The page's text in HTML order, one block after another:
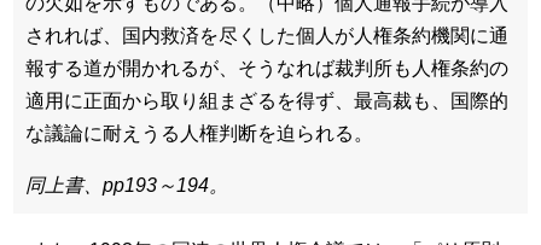
されれば、国内救済を尽くした個人が人権条約機関に通
報する道が開かれるが、そうなれば裁判所も人権条約の
適用に正面から取り組まざるを得ず、最高裁も、国際的
な議論に耐えうる人権判断を迫られる。
同上書、pp193～194。